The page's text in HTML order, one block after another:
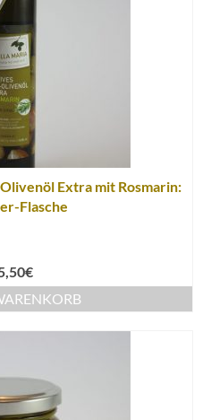
Extra mit Rosmarin:
Flasche
€